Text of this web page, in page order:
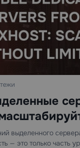
выделенного
— это только часть